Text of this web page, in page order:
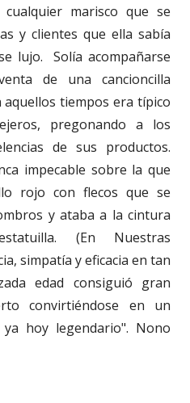
marisco que se
y clientes que ella sabía
lujo. Solía acompañarse
de una cancioncilla
tiempos era típico
pregonando a los
de sus productos.
impecable sobre la que
rojo con flecos que se
y ataba a la cintura
(En Nuestras
simpatía y eficacia en tan
edad consiguió gran
convirtiéndose en un
hoy legendario". Nono